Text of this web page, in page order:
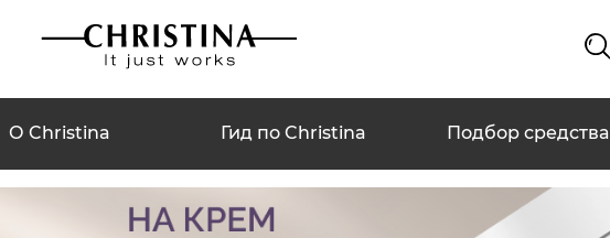
О Christina Гид по Christina Подбор средства